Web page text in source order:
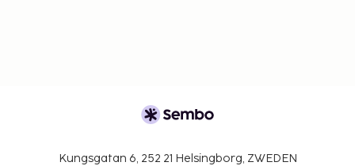
Kungsgatan 6, 252 21 Helsingborg, ZWEDEN